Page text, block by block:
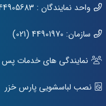
واحد نمایندگان : 44905683 (021)
سازمان: 44901970 (021)
نمایندگی های خدمات پس
نصب لباسشویی پارس خزر